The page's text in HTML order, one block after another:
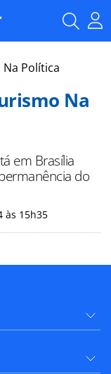
Política
Na
em Brasília
do
às 15h35